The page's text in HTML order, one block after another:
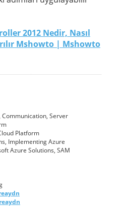
2012 Nedir, Nasıl
Mshowto | Mshowto
Communication, Server
Platform
Implementing Azure
Azure Solutions, SAM